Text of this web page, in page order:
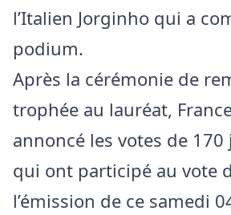
l’Italien Jorginho qui a
podium.
Après la cérémonie de
trophée au lauréat,
annoncé les votes de
qui ont participé au vote
l’émission de ce samedi